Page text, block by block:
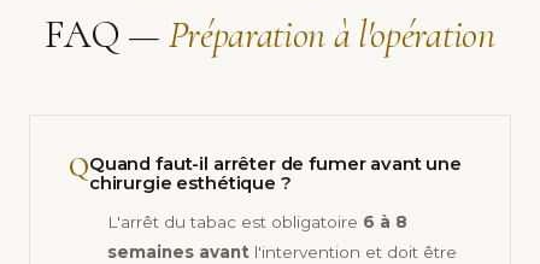
FAQ — Préparation à l'opération
QQuand faut-il arrêter de fumer avant une
chirurgie esthétique ?
L'arrêt du tabac est obligatoire 6 à 8
semaines avant l'intervention et doit être